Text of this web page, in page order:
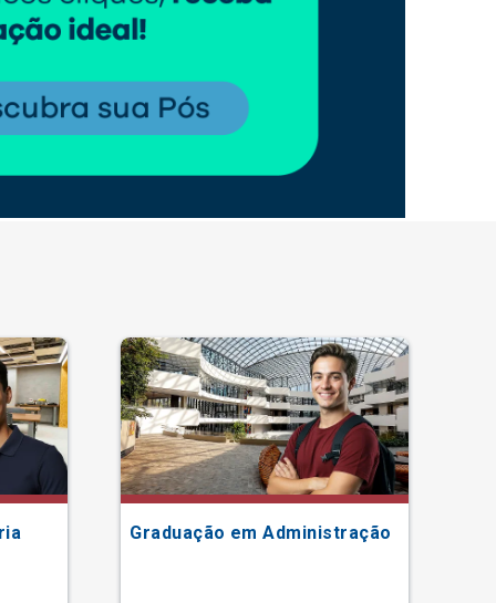
Graduação em Administração